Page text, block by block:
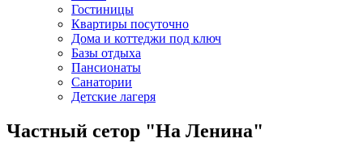
Гостиницы
Квартиры посуточно
Дома и коттеджи под ключ
Базы отдыха
Пансионаты
Санатории
Детские лагеря
Частный сетор "На Ленина"